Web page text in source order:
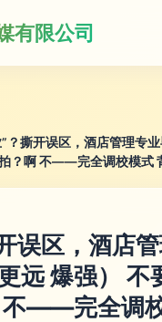
有限公司
”？撕开误区，酒店管理专
？啊 不——完全调校模式
误区，酒店
远 爆强）
——完全调